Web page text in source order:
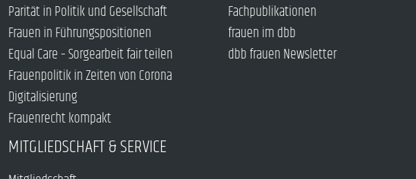
Parität in Politik und Gesellschaft
Frauen in Führungspositionen
Equal Care – Sorgearbeit fair teilen
Frauenpolitik in Zeiten von Corona
Digitalisierung
Frauenrecht kompakt
Fachpublikationen
frauen im dbb
dbb frauen Newsletter
MITGLIEDSCHAFT & SERVICE